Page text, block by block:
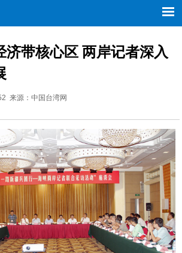
济带核心区 两岸记者深入
来源：中国台湾网